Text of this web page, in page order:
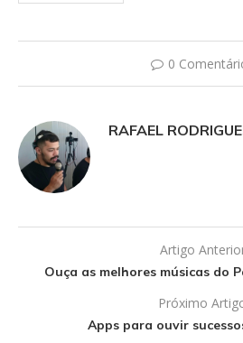
0
RAFAEL
Artigo
Ouça as melhores músicas do
Próximo
Apps para ouvir